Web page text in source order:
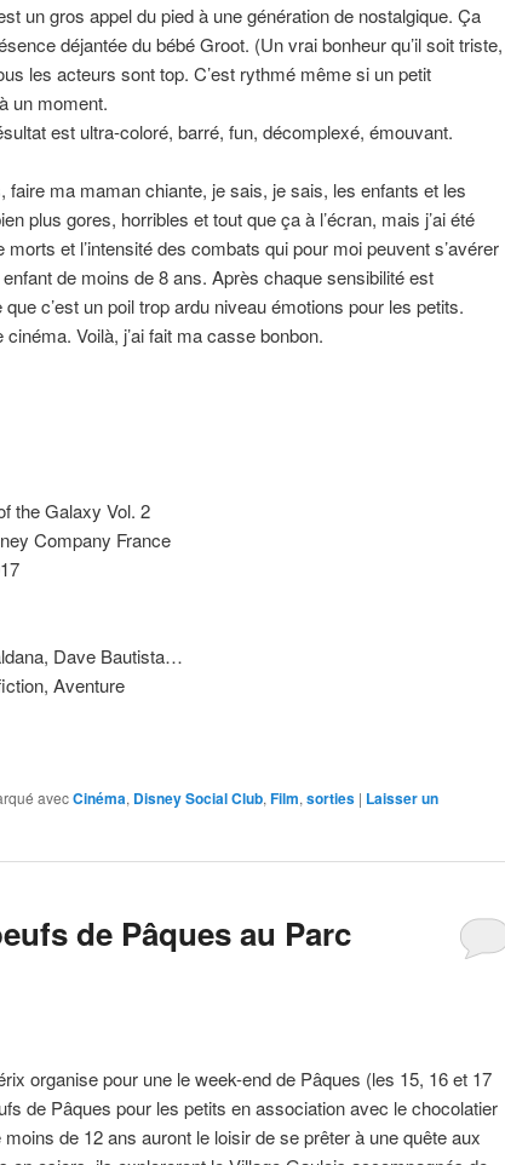
un gros appel du pied à une génération de nostalgique. Ça
déjantée du bébé Groot. (Un vrai bonheur qu’il soit triste,
les acteurs sont top. C’est rythmé même si un petit
un moment.
est ultra-coloré, barré, fun, décomplexé, émouvant.
faire ma maman chiante, je sais, je sais, les enfants et les
plus gores, horribles et tout que ça à l’écran, mais j’ai été
et l’intensité des combats qui pour moi peuvent s’avérer
de moins de 8 ans. Après chaque sensibilité est
c’est un poil trop ardu niveau émotions pour les petits.
Voilà, j’ai fait ma casse bonbon.
the Galaxy Vol. 2
Company France
Dave Bautista…
Aventure
avecCinéma, Disney Social Club,Film,sorties | Laisser un
de Pâques au Parc
organise pour une le week-end de Pâques (les 15, 16 et 17
de Pâques pour les petits en association avec le chocolatier
de 12 ans auront le loisir de se prêter à une quête aux